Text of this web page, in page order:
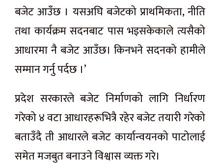
बजेट आउँछ । यसअघि बजेटको प्राथमिकता, नीति
तथा कार्यक्रम सदनबाट पास भइसकेकाले त्यसैको
आधारमा नै बजेट आउँछ। किनभने सदनको हामीले
सम्मान गर्नु पर्दछ ।’
प्रदेश सरकारले बजेट निर्माणको लागि निर्धारण
गरेको ४ वटा आधारहरूभित्रै रहेर बजेट तयारी गरेको
बताउँदै ती आधारले बजेट कार्यान्वयनको पाटोलाई
समेत मजबुत बनाउने विश्वास व्यक्त गरे।